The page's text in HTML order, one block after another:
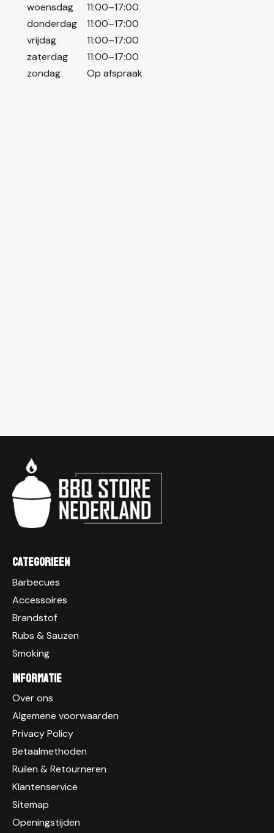
woensdag
11:00–17:00
donderdag
11:00–17:00
vrijdag
11:00–17:00
zaterdag
11:00–17:00
zondag
Op afspraak
Categorieen
Barbecues
Accessoires
Brandstof
Rubs & Sauzen
Smoking
Informatie
Over ons
Algemene voorwaarden
Privacy Policy
Betaalmethoden
Ruilen & Retourneren
Klantenservice
Sitemap
Openingstijden